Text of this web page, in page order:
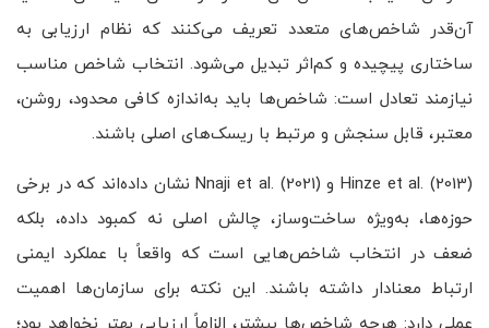
آن‌قدر شاخص‌های متعدد تعریف می‌کنند که نظام ارزیابی به
ساختاری پیچیده و کم‌اثر تبدیل می‌شود. انتخاب شاخص مناسب
نیازمند تعادل است: شاخص‌ها باید به‌اندازه کافی محدود، روشن،
معتبر، قابل سنجش و مرتبط با ریسک‌های اصلی باشند.
Hinze et al. (2013) و Nnaji et al. (2021) نشان داده‌اند که در برخی
حوزه‌ها، به‌ویژه ساخت‌وساز، چالش اصلی نه کمبود داده، بلکه
ضعف در انتخاب شاخص‌هایی است که واقعاً با عملکرد ایمنی
ارتباط معنادار داشته باشند. این نکته برای سازمان‌ها اهمیت